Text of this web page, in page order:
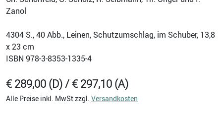
Zanol
4304 S., 40 Abb., Leinen, Schutzumschlag, im Schuber, 13,8
x 23 cm
ISBN 978-3-8353-1335-4
€ 289,00 (D) / € 297,10 (A)
Alle Preise inkl. MwSt zzgl. Versandkosten